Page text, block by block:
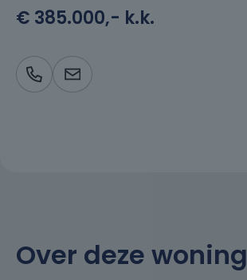
€ 385.000,- k.k.
Over deze woning